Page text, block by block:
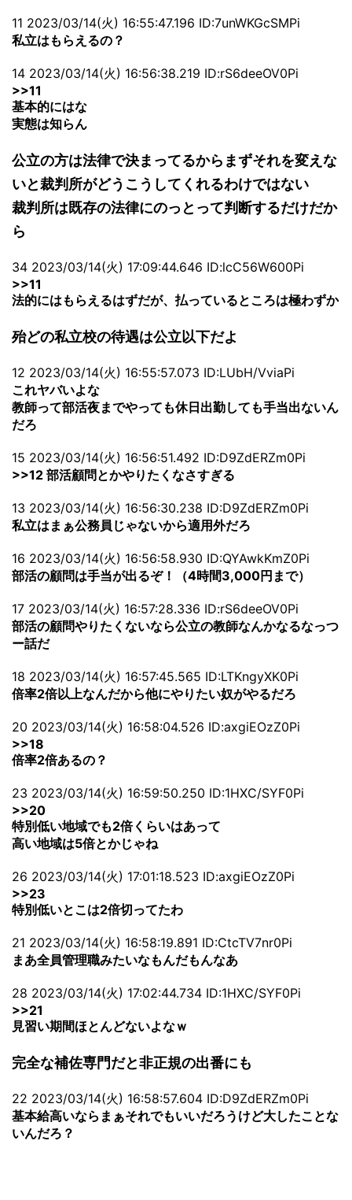
11 2023/03/14(火) 16:55:47.196 ID:7unWKGcSMPi
私立はもらえるの？
14 2023/03/14(火) 16:56:38.219 ID:rS6deeOV0Pi
>>11
基本的にはな
実態は知らん
公立の方は法律で決まってるからまずそれを変えな
いと裁判所がどうこうしてくれるわけではない
裁判所は既存の法律にのっとって判断するだけだか
ら
34 2023/03/14(火) 17:09:44.646 ID:lcC56W600Pi
>>11
法的にはもらえるはずだが、払っているところは極わずか
殆どの私立校の待遇は公立以下だよ
12 2023/03/14(火) 16:55:57.073 ID:LUbH/VviaPi
これヤバいよな
教師って部活夜までやっても休日出勤しても手当出ないん
だろ
15 2023/03/14(火) 16:56:51.492 ID:D9ZdERZm0Pi
>>12 部活顧問とかやりたくなさすぎる
13 2023/03/14(火) 16:56:30.238 ID:D9ZdERZm0Pi
私立はまぁ公務員じゃないから適用外だろ
16 2023/03/14(火) 16:56:58.930 ID:QYAwkKmZ0Pi
部活の顧問は手当が出るぞ！（4時間3,000円まで）
17 2023/03/14(火) 16:57:28.336 ID:rS6deeOV0Pi
部活の顧問やりたくないなら公立の教師なんかなるなっつ
ー話だ
18 2023/03/14(火) 16:57:45.565 ID:LTKngyXK0Pi
倍率2倍以上なんだから他にやりたい奴がやるだろ
20 2023/03/14(火) 16:58:04.526 ID:axgiEOzZ0Pi
>>18
倍率2倍あるの？
23 2023/03/14(火) 16:59:50.250 ID:1HXC/SYF0Pi
>>20
特別低い地域でも2倍くらいはあって
高い地域は5倍とかじゃね
26 2023/03/14(火) 17:01:18.523 ID:axgiEOzZ0Pi
>>23
特別低いとこは2倍切ってたわ
21 2023/03/14(火) 16:58:19.891 ID:CtcTV7nr0Pi
まあ全員管理職みたいなもんだもんなあ
28 2023/03/14(火) 17:02:44.734 ID:1HXC/SYF0Pi
>>21
見習い期間ほとんどないよなｗ
完全な補佐専門だと非正規の出番にも
22 2023/03/14(火) 16:58:57.604 ID:D9ZdERZm0Pi
基本給高いならまぁそれでもいいだろうけど大したことな
いんだろ？